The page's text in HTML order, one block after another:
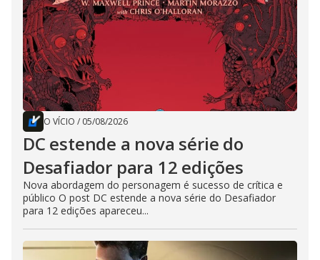
O VÍCIO / 05/08/2026
DC estende a nova série do
Desafiador para 12 edições
Nova abordagem do personagem é sucesso de crítica e
público O post DC estende a nova série do Desafiador
para 12 edições apareceu...